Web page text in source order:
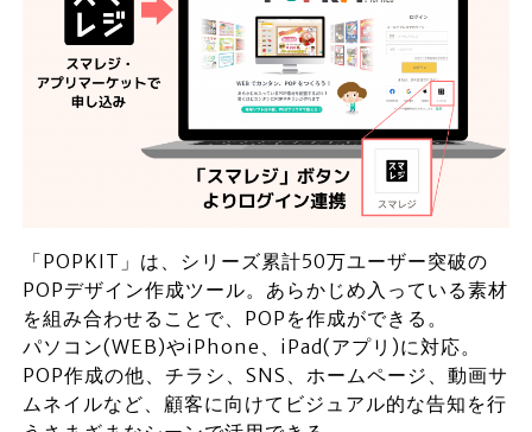
「POPKIT」は、シリーズ累計50万ユーザー突破の
POPデザイン作成ツール。あらかじめ入っている素材
を組み合わせることで、POPを作成ができる。
パソコン(WEB)やiPhone、iPad(アプリ)に対応。
POP作成の他、チラシ、SNS、ホームページ、動画サ
ムネイルなど、顧客に向けてビジュアル的な告知を行